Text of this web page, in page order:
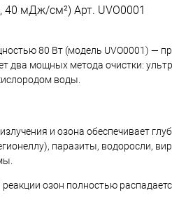
40 мДж/см²) Арт. UVO0001
80 Вт (модель UVO0001) —
два мощных метода очистки:
воды.
и озона обеспечивает
паразиты, водоросли,
озон полностью